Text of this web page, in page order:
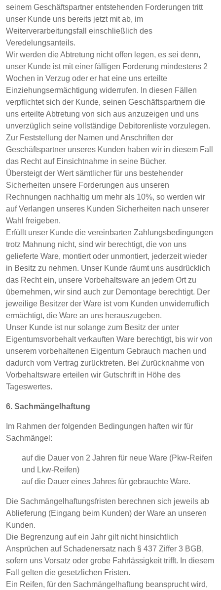
seinem Geschäftspartner entstehenden Forderungen tritt
unser Kunde uns bereits jetzt mit ab, im
Weiterverarbeitungsfall einschließlich des
Veredelungsanteils.
Wir werden die Abtretung nicht offen legen, es sei denn,
unser Kunde ist mit einer fälligen Forderung mindestens 2
Wochen in Verzug oder er hat eine uns erteilte
Einziehungsermächtigung widerrufen. In diesen Fällen
verpflichtet sich der Kunde, seinen Geschäftspartnern die
uns erteilte Abtretung von sich aus anzuzeigen und uns
unverzüglich seine vollständige Debitorenliste vorzulegen.
Zur Feststellung der Namen und Anschriften der
Geschäftspartner unseres Kunden haben wir in diesem Fall
das Recht auf Einsichtnahme in seine Bücher.
Übersteigt der Wert sämtlicher für uns bestehender
Sicherheiten unsere Forderungen aus unseren
Rechnungen nachhaltig um mehr als 10%, so werden wir
auf Verlangen unseres Kunden Sicherheiten nach unserer
Wahl freigeben.
Erfüllt unser Kunde die vereinbarten Zahlungsbedingungen
trotz Mahnung nicht, sind wir berechtigt, die von uns
gelieferte Ware, montiert oder unmontiert, jederzeit wieder
in Besitz zu nehmen. Unser Kunde räumt uns ausdrücklich
das Recht ein, unsere Vorbehaltsware an jedem Ort zu
übernehmen, wir sind auch zur Demontage berechtigt. Der
jeweilige Besitzer der Ware ist vom Kunden unwiderruflich
ermächtigt, die Ware an uns herauszugeben.
Unser Kunde ist nur solange zum Besitz der unter
Eigentumsvorbehalt verkauften Ware berechtigt, bis wir von
unserem vorbehaltenen Eigentum Gebrauch machen und
dadurch vom Vertrag zurücktreten. Bei Zurücknahme von
Vorbehaltsware erteilen wir Gutschrift in Höhe des
Tageswertes.
6. Sachmängelhaftung
Im Rahmen der folgenden Bedingungen haften wir für
Sachmängel:
auf die Dauer von 2 Jahren für neue Ware (Pkw-Reifen
und Lkw-Reifen)
auf die Dauer eines Jahres für gebrauchte Ware.
Die Sachmängelhaftungsfristen berechnen sich jeweils ab
Ablieferung (Eingang beim Kunden) der Ware an unseren
Kunden.
Die Begrenzung auf ein Jahr gilt nicht hinsichtlich
Ansprüchen auf Schadenersatz nach § 437 Ziffer 3 BGB,
sofern uns Vorsatz oder grobe Fahrlässigkeit trifft. In diesem
Fall gelten die gesetzlichen Fristen.
Ein Reifen, für den Sachmängelhaftung beansprucht wird,